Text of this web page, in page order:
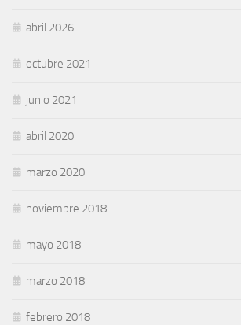
abril 2026
octubre 2021
junio 2021
abril 2020
marzo 2020
noviembre 2018
mayo 2018
marzo 2018
febrero 2018